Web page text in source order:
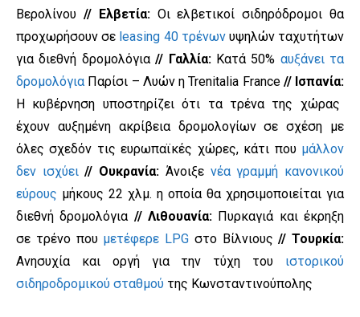
Βερολίνου // Ελβετία: Οι ελβετικοί σιδηρόδρομοι θα
προχωρήσουν σε leasing 40 τρένωνυψηλών ταχυτήτων
για διεθνή δρομολόγια// Γαλλία:Κατά 50% αυξάνει τα
δρομολόγια Παρίσι – Λυών η Trenitalia France // Ισπανία:
Η κυβέρνηση υποστηρίζει ότι τα τρένα της χώρας
έχουν αυξημένη ακρίβεια δρομολογίων σε σχέση με
όλες σχεδόν τις ευρωπαϊκές χώρες, κάτι που μάλλον
δεν ισχύει // Ουκρανία: Άνοιξε νέα γραμμή κανονικού
εύρους μήκους 22 χλμ. η οποία θα χρησιμοποιείται για
διεθνή δρομολόγια // Λιθουανία: Πυρκαγιά και έκρηξη
σε τρένο που μετέφερε LPG στο Βίλνιους// Τουρκία:
Ανησυχία και οργή για την τύχη του ιστορικού
σιδηροδρομικού σταθμού της Κωνσταντινούπολης